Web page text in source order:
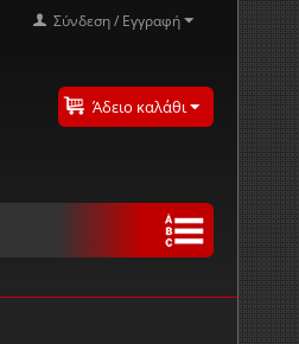
Σύνδεση / Εγγραφή
Άδειο καλάθι